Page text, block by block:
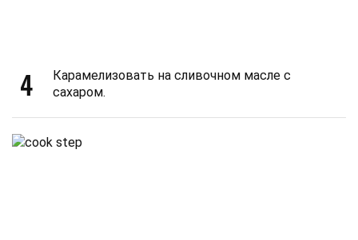
4
Карамелизовать на сливочном масле с
сахаром.